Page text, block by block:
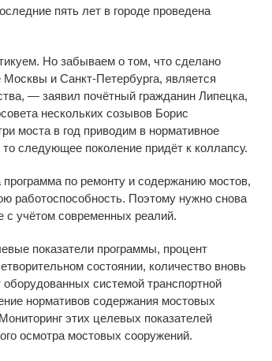
пять лет в городе проведена
Но забываем о том, что сделано
Москвы и Санкт-Петербурга, является
— заявил почётный гражданин Липецка,
нескольких созывов Борис
моста в год приводим в нормативное
то следующее поколение придёт к коллапсу.
по ремонту и содержанию мостов,
работоспособность. Поэтому нужно снова
с учётом современных реалий.
показатели программы, процент
состоянии, количество вновь
системой транспортной
нормативов содержания мостовых
Мониторинг этих целевых показателей
осмотра мостовых сооружений.